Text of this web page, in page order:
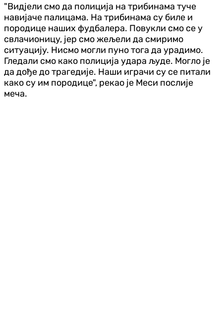
"Видјели смо да полиција на трибинама туче
навијаче палицама. На трибинама су биле и
породице наших фудбалера. Повукли смо се у
свлачионицу, јер смо жељели да смиримо
ситуацију. Нисмо могли пуно тога да урадимо.
Гледали смо како полиција удара људе. Могло је
да дође до трагедије. Наши играчи су се питали
како су им породице", рекао је Меси послије
меча.